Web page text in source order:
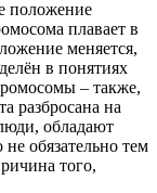
положение
плавает в
меняется,
в понятиях
– также,
разбросана на
обладают
обязательно тем
того,